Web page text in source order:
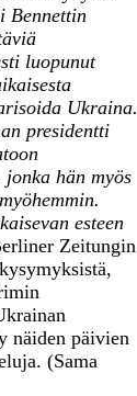
Bennettin
luopunut
Ukraina.
presidentti
hän myös
esteen
Zeitungin
näiden päivien
(Sama